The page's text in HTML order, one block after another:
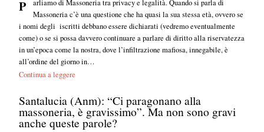
Parliamo di Massoneria tra privacy e legalità. Quando si parla di
Massoneria c’è una questione che ha quasi la sua stessa età, ovvero se
i nomi degli iscritti debbano essere dichiarati (vedremo eventualmente
come) o se si possa davvero continuare a parlare di diritto alla riservatezza
in un’epoca come la nostra, dove l’infiltrazione mafiosa, innegabile, è
all’ordine del giorno in…
Continua a leggere
Santalucia (Anm): “Ci paragonano alla
massoneria, è gravissimo”. Ma non sono gravi
anche queste parole?